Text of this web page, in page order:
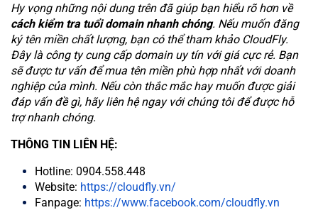
Hy vọng những nội dung trên đã giúp bạn hiểu rõ hơn về
cách kiểm tra tuổi domain nhanh chóng. Nếu muốn đăng
ký tên miền chất lượng, bạn có thể tham khảo CloudFly.
Đây là công ty cung cấp domain uy tín với giá cực rẻ. Bạn
sẽ được tư vấn để mua tên miền phù hợp nhất với doanh
nghiệp của mình. Nếu còn thắc mắc hay muốn được giải
đáp vấn đề gì, hãy liên hệ ngay với chúng tôi để được hỗ
trợ nhanh chóng.
THÔNG TIN LIÊN HỆ:
Hotline: 0904.558.448
Website: https://cloudfly.vn/
Fanpage: https://www.facebook.com/cloudfly.vn